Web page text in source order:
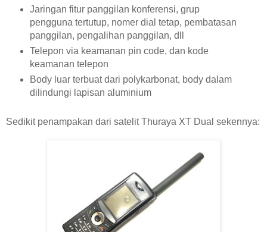
Jaringan fitur panggilan konferensi, grup
pengguna tertutup, nomer dial tetap, pembatasan
panggilan, pengalihan panggilan, dll
Telepon via keamanan pin code, dan kode
keamanan telepon
Body luar terbuat dari polykarbonat, body dalam
dilindungi lapisan aluminium
Sedikit penampakan dari satelit Thuraya XT Dual sekennya: